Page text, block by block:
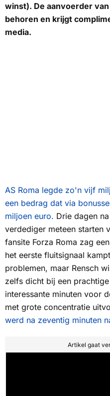
winst). De aanvoerder
behoren en krijgt
media.
AS Roma legde zo'n vijf
een bedrag dat via
miljoen euro. Drie dagen
verdediger meteen starten
fansite Forza Roma zag
het eerste fluitsignaal
problemen, maar Rensch
zelfs dicht bij een
interessante minuten voor
met grote concentratie
werd na zeventig minuten
Artikel gaat